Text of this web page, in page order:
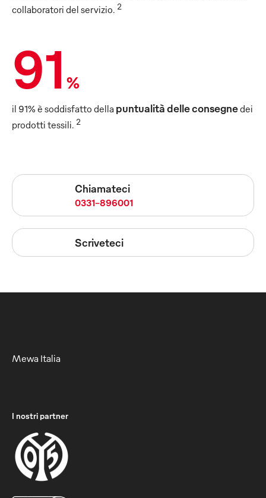
collaboratori del servizio. 2
91 %
il 91% è soddisfatto della puntualità delle consegnedei
prodotti tessili. 2
Chiamateci
0331-896001
Scriveteci
Mewa Italia
I nostri partner